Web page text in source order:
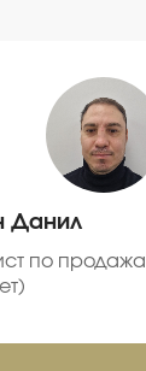
Данил
по